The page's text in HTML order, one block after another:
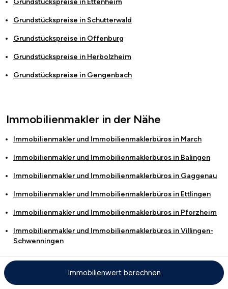
Grundstückspreise in Ettenheim
Grundstückspreise in Schutterwald
Grundstückspreise in Offenburg
Grundstückspreise in Herbolzheim
Grundstückspreise in Gengenbach
Immobilienmakler in der Nähe
Immobilienmakler und Immobilienmaklerbüros in March
Immobilienmakler und Immobilienmaklerbüros in Balingen
Immobilienmakler und Immobilienmaklerbüros in Gaggenau
Immobilienmakler und Immobilienmaklerbüros in Ettlingen
Immobilienmakler und Immobilienmaklerbüros in Pforzheim
Immobilienmakler und Immobilienmaklerbüros inVillingen-
Schwenningen
Immobilienmakler und Immobilienmaklerbüros inRastatt
Immobilienmakler und Immobilienmaklerbüros in
Immobilienwert berechnen